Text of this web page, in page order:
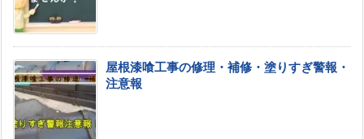
屋根漆喰工事の修理・補修・塗りすぎ警報・
注意報